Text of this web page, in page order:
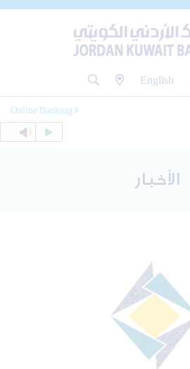
English
Online Banking
الأخبار